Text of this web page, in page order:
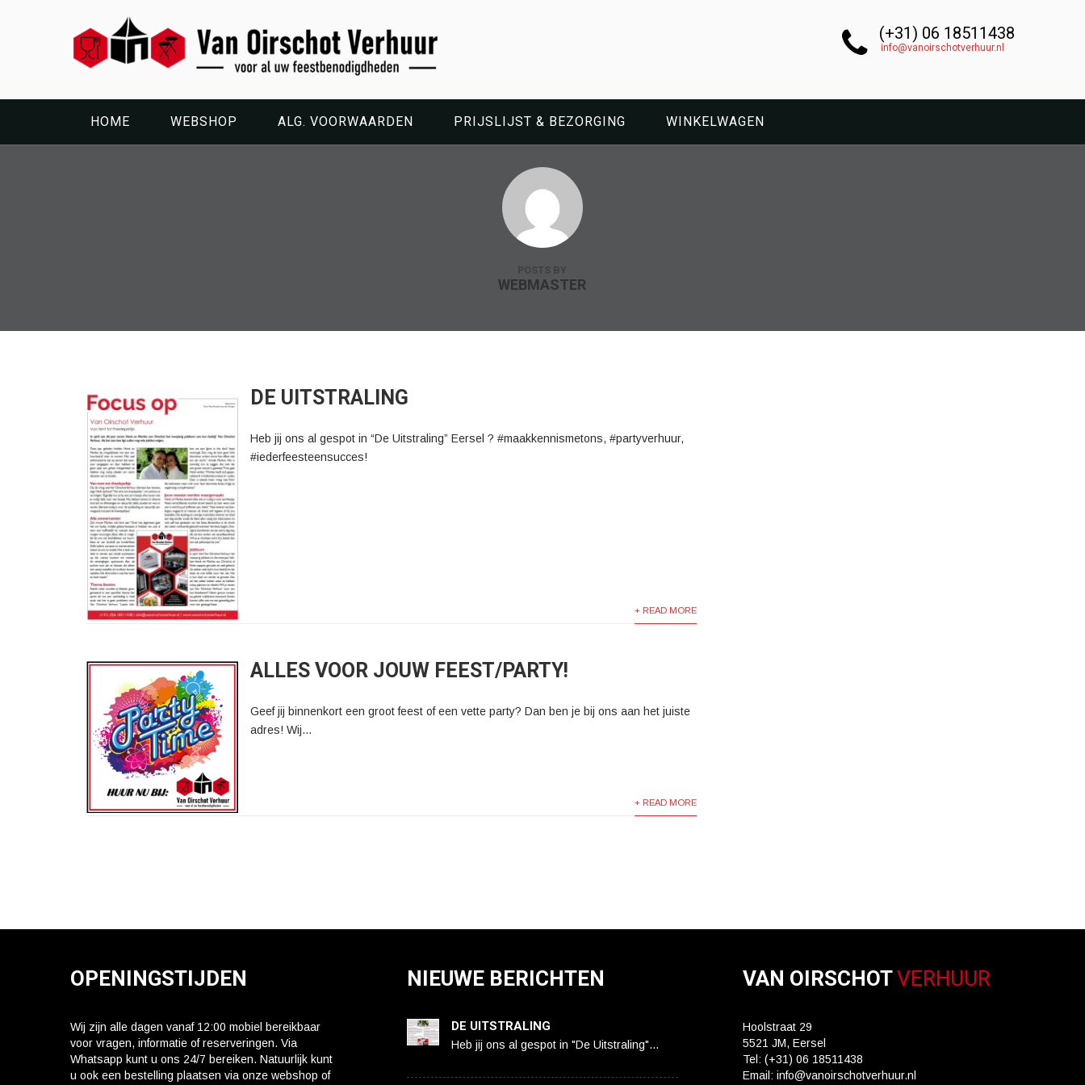
(+31) 06 18511438
info@vanoirschotverhuur.nl
HOME WEBSHOP ALG. VOORWAARDEN PRIJSLIJST & BEZORGING WINKELWAGEN
WEBMASTER
DE UITSTRALING
Heb jij ons al gespot in “De Uitstraling” Eersel ? #maakkennismetons, #partyverhuur,
#iederfeesteensucces!
+ READ MORE
ALLES VOOR JOUW FEEST/PARTY!
Geef jij binnenkort een groot feest of een vette party? Dan ben je bij ons aan het juiste
adres! Wij...
+ READ MORE
OPENINGSTIJDEN
Wij zijn alle dagen vanaf 12:00 mobiel bereikbaar
voor vragen, informatie of reserveringen. Via
Whatsapp kunt u ons 24/7 bereiken. Natuurlijk kunt
u ook een bestelling plaatsen via onze webshop of
NIEUWE BERICHTEN
DE UITSTRALING
Heb jij ons al gespot in "De Uitstraling"…
VAN OIRSCHOTVERHUUR
Hoolstraat 29
5521 JM, Eersel
Tel: (+31) 06 18511438
Email: info@vanoirschotverhuur.nl